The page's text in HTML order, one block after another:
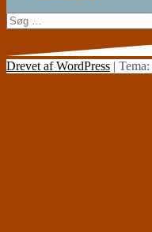
Søg
efter:
Drevet af WordPress | Tema: